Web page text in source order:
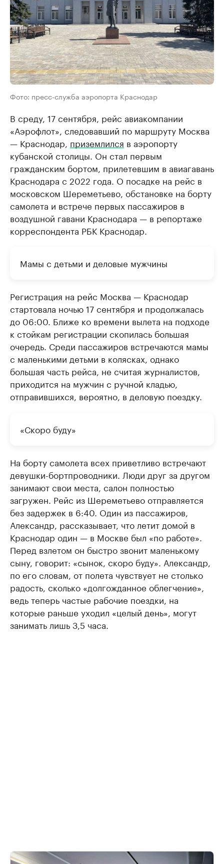
Фото: пресс-служба аэропорта Краснодар
В среду, 17 сентября, рейс авиакомпании
«Аэрофлот», следовавший по маршруту Москва
— Краснодар, приземлился в аэропорту
кубанской столицы. Он стал первым
гражданским бортом, прилетевшим в авиагавань
Краснодара с 2022 года. О посадке на рейс в
московском Шереметьево, обстановке на борту
самолета и встрече первых пассажиров в
воздушной гавани Краснодара — в репортаже
корреспондента РБК Краснодар.
Мамы с детьми и деловые мужчины
Регистрация на рейс Москва — Краснодар
стартовала ночью 17 сентября и продолжалась
до 06:00. Ближе ко времени вылета на подходе
к стойкам регистрации скопилась большая
очередь. Среди пассажиров встречаются мамы
с маленькими детьми в колясках, однако
большая часть рейса, не считая журналистов,
приходится на мужчин с ручной кладью,
отправившихся, вероятно, в деловую поездку.
«Скоро буду»
На борту самолета всех приветливо встречают
девушки-бортпроводники. Люди друг за другом
занимают свои места, салон полностью
загружен. Рейс из Шереметьево отправляется
без задержек в 6:40. Один из пассажиров,
Александр, рассказывает, что летит домой в
Краснодар один — в Москве был «по работе».
Перед взлетом он быстро звонит маленькому
сыну, говорит: «сынок, скоро буду». Александр,
по его словам, от полета чувствует не столько
радость, сколько «долгожданное облегчение»,
ведь теперь частые рабочие поездки, на
которые раньше уходил «целый день», могут
занимать лишь 3,5 часа.